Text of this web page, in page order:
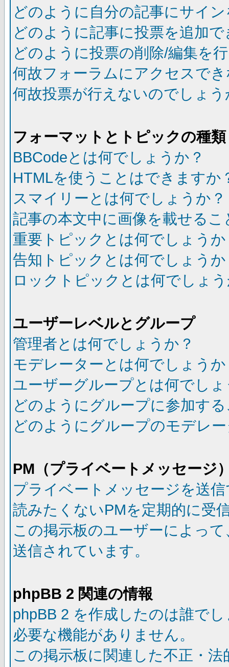
どのように自分の記事にサイ
どのように記事に投票を追加
どのように投票の削除/編集を
何故フォーラムにアクセスで
何故投票が行えないのでしょう
フォーマットとトピックの種類
BBCodeとは何でしょうか？
HTMLを使うことはできますか
スマイリーとは何でしょうか？
記事の本文中に画像を載せる
重要トピックとは何でしょうか
告知トピックとは何でしょうか
ロックトピックとは何でしょ
ユーザーレベルとグループ
管理者とは何でしょうか？
モデレーターとは何でしょうか
ユーザーグループとは何でし
どのようにグループに参加す
どのようにグループのモデレ
PM（プライベートメッセージ
プライベートメッセージを送
読みたくないPMを定期的に受
この掲示板のユーザーによっ
送信されています。
phpBB 2 関連の情報
phpBB 2 を作成したのは誰で
必要な機能がありません。
この掲示板に関連した不正・